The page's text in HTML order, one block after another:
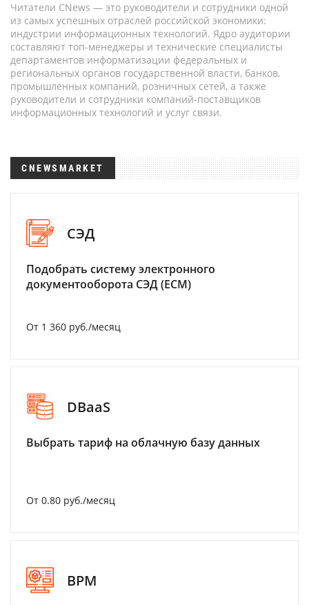
Читатели CNews — это руководители и сотрудники одной
из самых успешных отраслей российской экономики:
индустрии информационных технологий. Ядро аудитории
составляют топ-менеджеры и технические специалисты
департаментов информатизации федеральных и
региональных органов государственной власти, банков,
промышленных компаний, розничных сетей, а также
руководители и сотрудники компаний-поставщиков
информационных технологий и услуг связи.
CNEWSMARKET
СЭД
Подобрать систему электронного
документооборота СЭД (ECM)
От 1 360 руб./месяц
DBaaS
Выбрать тариф на облачную базу данных
От 0.80 руб./месяц
BPM